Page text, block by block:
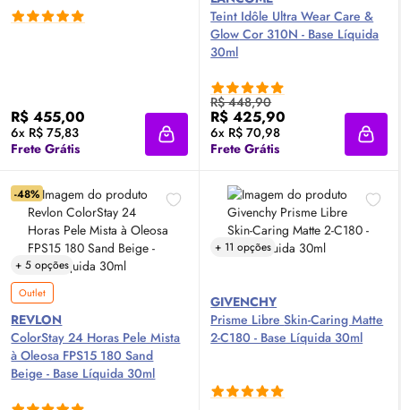
R$ 455,00
6x R$ 75,83
Frete Grátis
Adicionar à sacola
Teint Idôle Ultra Wear Care &
Glow Cor 310N - Base Líquida
30ml
R$ 448,90
R$ 425,90
6x R$ 70,98
Frete Grátis
-48%
+ 5 opções
Outlet
REVLON
ColorStay 24 Horas Pele Mista
à Oleosa FPS15 180 Sand
Beige - Base Líquida 30ml
+ 11 opções
GIVENCHY
Prisme LibreSkin-Caring Matte
2-C180 - Base Líquida 30ml